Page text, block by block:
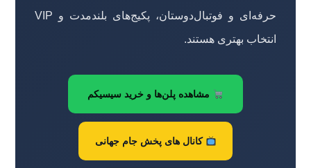
حرفه‌ای و فوتبال‌دوستان، پکیج‌های بلندمدت و VIP
انتخاب بهتری هستند.
مشاهده پلن‌ها و خرید سیسیکم
کانال های پخش جام جهانی